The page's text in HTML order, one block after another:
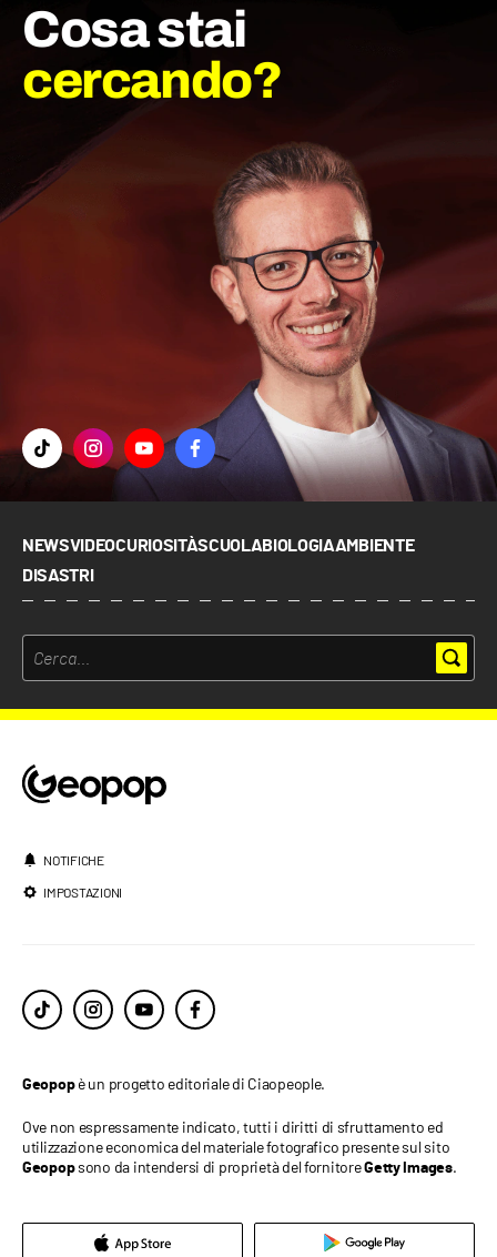
Cosa stai
cercando?
NEWSVIDEOCURIOSITÀSCUOLABIOLOGIAAMBIENTE
DISASTRI
NOTIFICHE
IMPOSTAZIONI
Geopopè un progetto editoriale di Ciaopeople.
Ove non espressamente indicato, tutti i diritti di sfruttamento ed
utilizzazione economica del materiale fotografico presente sul sito
Geopopsono da intendersi di proprietà del fornitoreGetty Images.